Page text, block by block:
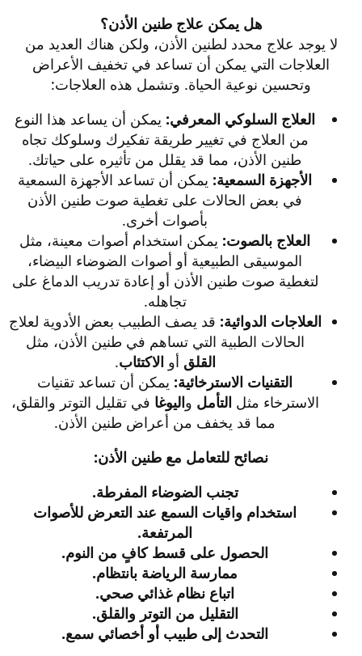
هل يمكن علاج طنين الأذن؟
لا يوجد علاج محدد لطنين الأذن، ولكن هناك العديد من
العلاجات التي يمكن أن تساعد في تخفيف الأعراض
وتحسين نوعية الحياة. وتشمل هذه العلاجات:​
العلاج السلوكي المعرفي: يمكن أن يساعد هذا النوع
من العلاج في تغيير طريقة تفكيرك وسلوكك تجاه
طنين الأذن، مما قد يقلل من تأثيره على حياتك.​
الأجهزة السمعية: يمكن أن تساعد الأجهزة السمعية
في بعض الحالات على تغطية صوت طنين الأذن
بأصوات أخرى.​
العلاج بالصوت: يمكن استخدام أصوات معينة، مثل
الموسيقى الطبيعية أو أصوات الضوضاء البيضاء،
لتغطية صوت طنين الأذن أو إعادة تدريب الدماغ على
تجاهله.​
العلاجات الدوائية: قد يصف الطبيب بعض الأدوية لعلاج
الحالات الطبية التي تساهم في طنين الأذن، مثل
القلق أو الاكتئاب.​
التقنيات الاسترخائية: يمكن أن تساعد تقنيات
الاسترخاء مثل التأمل واليوغا في تقليل التوتر والقلق،
مما قد يخفف من أعراض طنين الأذن.​
نصائح للتعامل مع طنين الأذن:
تجنب الضوضاء المفرطة.
استخدام واقيات السمع عند التعرض للأصوات
المرتفعة.
الحصول على قسط كافٍ من النوم.
ممارسة الرياضة بانتظام.
اتباع نظام غذائي صحي.
التقليل من التوتر والقلق.
التحدث إلى طبيب أو أخصائي سمع.